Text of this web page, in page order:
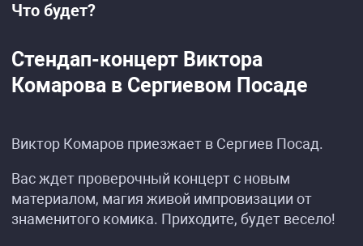
Что будет?
Стендап-концерт Виктора
Комарова в Сергиевом Посаде
Виктор Комаров приезжает в Сергиев Посад.
Вас ждет проверочный концерт с новым
материалом, магия живой импровизации от
знаменитого комика. Приходите, будет весело!